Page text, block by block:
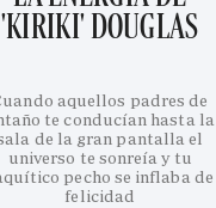
'KIRIKI' DOUGLAS
aquellos padres de
te conducían hasta la
de la gran pantalla el
universo te sonreía y tu
pecho se inflaba de
felicidad